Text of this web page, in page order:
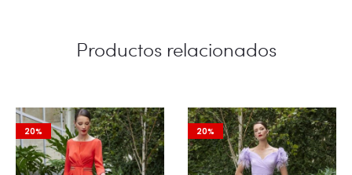
Productos relacionados
20% 20%